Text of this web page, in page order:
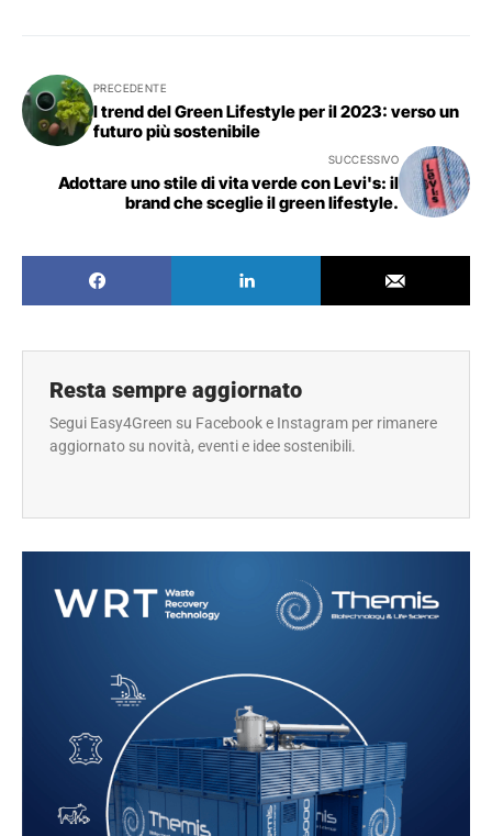
PRECEDENTE
I trend del Green Lifestyle per il 2023: verso un
futuro più sostenibile
SUCCESSIVO
Adottare uno stile di vita verde con Levi's: il
brand che sceglie il green lifestyle.
Resta sempre aggiornato
Segui Easy4Green su Facebook e Instagram per rimanere
aggiornato su novità, eventi e idee sostenibili.